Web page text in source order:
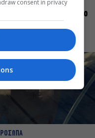
αξία στο ποιος είμαι
πάνω στη σκηνή και όχι στο
consent in privacy